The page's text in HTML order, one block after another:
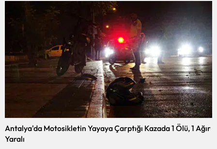
Antalya'da Motosikletin Yayaya Çarptığı Kazada 1 Ölü, 1 Ağır
Yaralı